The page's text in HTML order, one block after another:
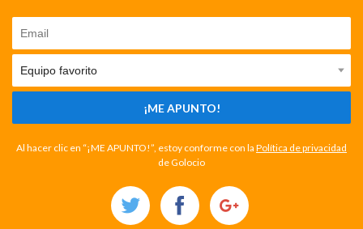
¡ME APUNTO!
Al hacer clic en “¡ME APUNTO!”, estoy conforme con la Política de privacidad
de Golocio